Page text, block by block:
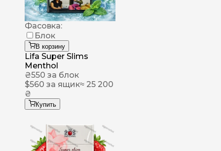
Фасовка:
Блок
В корзину
Lifa Super Slims
Menthol
₴550 за блок
$560 за ящик≈ 25 200
₴
Купить